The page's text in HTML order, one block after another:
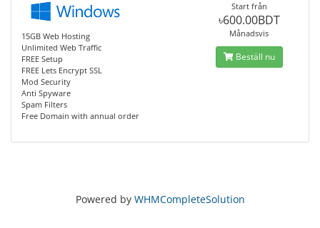
15GB Web Hosting
Unlimited Web Traffic
FREE Setup
FREE Lets Encrypt SSL
Mod Security
Anti Spyware
Spam Filters
Free Domain with annual order
Start från
৳600.00BDT
Månadsvis
Beställ nu
Powered by WHMCompleteSolution